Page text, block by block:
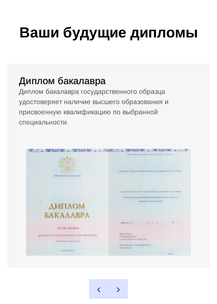
Ваши будущие дипломы
Диплом бакалавра
Диплом бакалавра государственного образца
удостоверяет наличие высшего образования и
присвоенную квалификацию по выбранной
специальности.
‹ ›